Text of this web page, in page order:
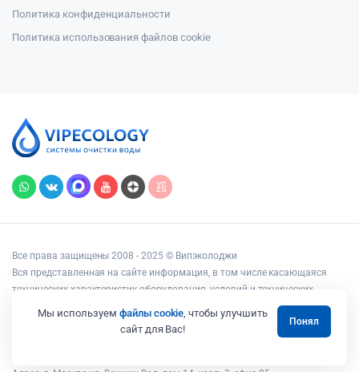
Политика конфиденциальности
Политика использования файлов cookie
Все права защищены 2008 - 2025 © Випэколоджи
Вся представленная на сайте информация, в том числе касающаяся
технических характеристик оборудования, условий и технических
возможностей подключения, наличия на складе, стоимости товаров и
услуг, носит информационный характер и ни при каких условиях не
является публичной офертой, определяемой положениями статьи 437
Мы используем файлы cookie, чтобы улучшить
сайт для Вас!
Понял